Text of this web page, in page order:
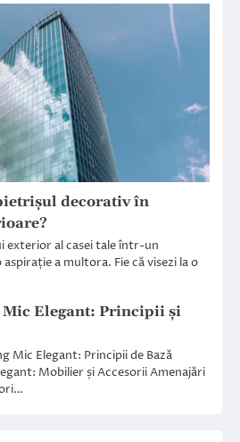
decorativ în
exterior al casei tale într-un
a multora. Fie că visezi la o
Elegant: Principii și
Mic Elegant: Principii de Bază
Mobilier și Accesorii Amenajări